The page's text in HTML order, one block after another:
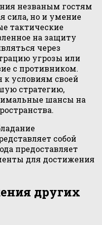
незваным гостям
сила, но и умение
тактические
на защиту
через
угрозы или
с противником.
к условиям своей
стратегию,
шансы на
собой
предоставляет
для достижения
других